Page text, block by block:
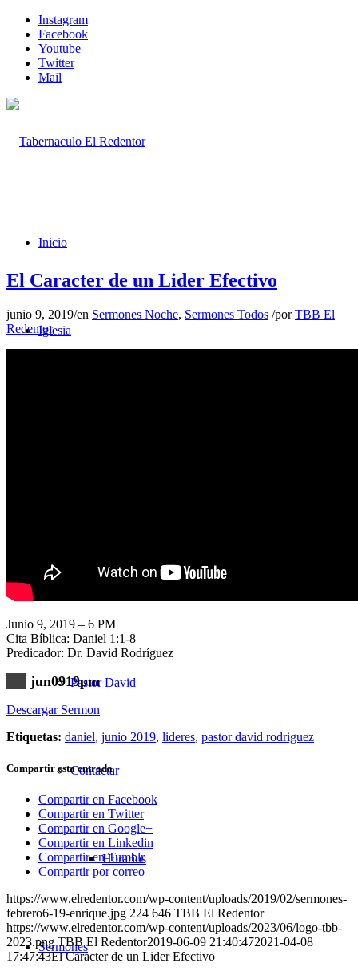
Instagram
Facebook
Youtube
Twitter
Mail
Inicio
Iglesia
Pastor David
Contactar
Horarios
Sermones
El Caracter de un Lider Efectivo
junio 9, 2019/en Sermones Noche, Sermones Todos /porTBB El
Redentor
Junio 9, 2019 – 6 PM
Cita Bíblica: Daniel 1:1-8
Predicador: Dr. David Rodríguez
jun0919pm
Descargar Sermon
Etiquetas: daniel, junio 2019, lideres, pastor david rodriguez
Compartir esta entrada
Compartir en Facebook
Compartir en Twitter
Compartir en Google+
Compartir en Linkedin
Compartir en Tumblr
Compartir por correo
https://www.elredentor.com/wp-content/uploads/2019/02/sermones-
febrero6-19-enrique.jpg 224 646 TBB El Redentor
https://www.elredentor.com/wp-content/uploads/2023/06/logo-tbb-
2023.png TBB El Redentor2019-06-09 21:40:472021-04-08
17:47:43El Caracter de un Lider Efectivo